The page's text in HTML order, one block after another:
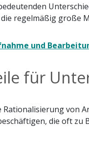
regelmäßig große
und
für
Rationalisierung von
die oft